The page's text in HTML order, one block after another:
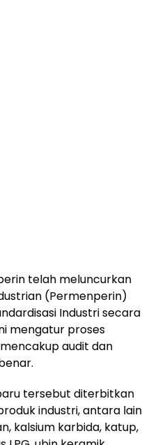
telah meluncurkan
(Permenperin)
Industri secara
mengatur proses
audit dan
tersebut diterbitkan
industri, antara lain
kalsium karbida, katup,